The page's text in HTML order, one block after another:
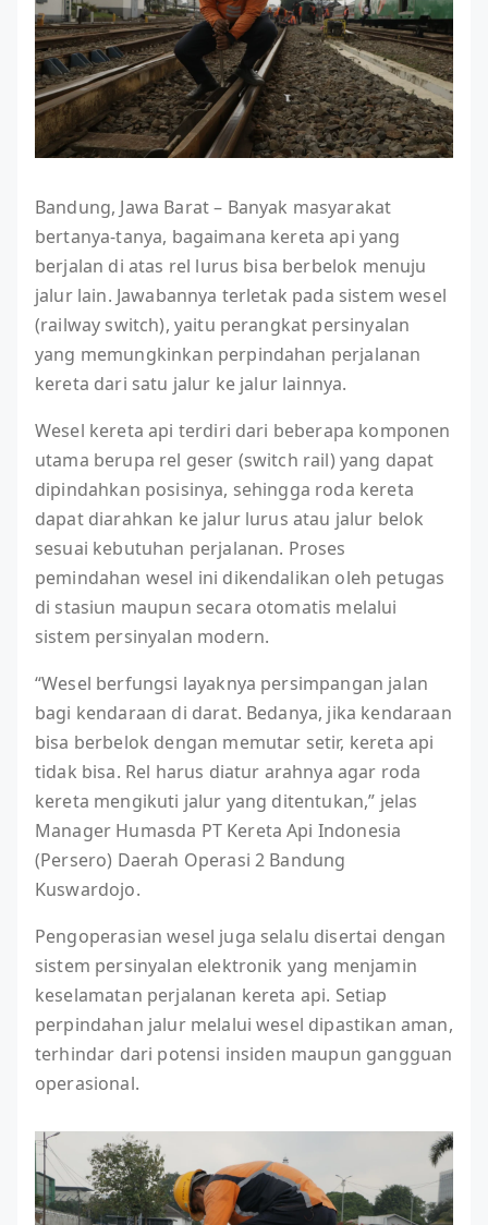
Bandung, Jawa Barat – Banyak masyarakat
bertanya-tanya, bagaimana kereta api yang
berjalan di atas rel lurus bisa berbelok menuju
jalur lain. Jawabannya terletak pada sistem wesel
(railway switch), yaitu perangkat persinyalan
yang memungkinkan perpindahan perjalanan
kereta dari satu jalur ke jalur lainnya.
Wesel kereta api terdiri dari beberapa komponen
utama berupa rel geser (switch rail) yang dapat
dipindahkan posisinya, sehingga roda kereta
dapat diarahkan ke jalur lurus atau jalur belok
sesuai kebutuhan perjalanan. Proses
pemindahan wesel ini dikendalikan oleh petugas
di stasiun maupun secara otomatis melalui
sistem persinyalan modern.
“Wesel berfungsi layaknya persimpangan jalan
bagi kendaraan di darat. Bedanya, jika kendaraan
bisa berbelok dengan memutar setir, kereta api
tidak bisa. Rel harus diatur arahnya agar roda
kereta mengikuti jalur yang ditentukan,” jelas
Manager Humasda PT Kereta Api Indonesia
(Persero) Daerah Operasi 2 Bandung
Kuswardojo.
Pengoperasian wesel juga selalu disertai dengan
sistem persinyalan elektronik yang menjamin
keselamatan perjalanan kereta api. Setiap
perpindahan jalur melalui wesel dipastikan aman,
terhindar dari potensi insiden maupun gangguan
operasional.